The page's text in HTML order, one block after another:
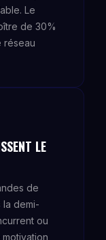
Le
de 30%
réseau
LE
de
demi-
ou